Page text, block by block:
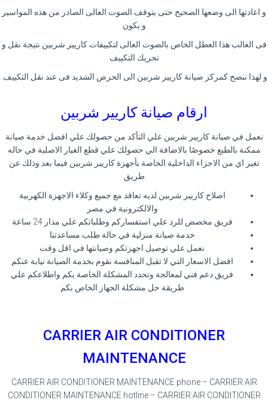
و اعادتها الى وضعها الصحيح حتى يتوقف الصوت العالى الصادر من هذه المواسير
و يكون
فى الغالب هذا العطل الخاص بالصوت العالى لتكييفات كاريير شربين نتيجة نقل و
تحريك التكييف
و لهذا ننصح كمركز صيانة كاريير شربين الى الحرص الشديد فى عند نقل التكييف.
ارقام صيانة كاريير شربين
نعمل في صيانة كاريير شربين علي التأكد من حصولك علي افضل خدمة صيانة
ممكنة بالطبع خصوصًا بالاضافة الي حصولك علي قطع الغيار الاصلية في حاله
تغير اي من الاجزاء الداخلية الخاصة بأجهزة كاريير شربين فيما بعد وذلك عن
طريق
اصلاح كاريير شربين لديه تعاقد مع جميع وكلاء الاجهزة الكهربية
والالكترونية في مصر
فريق مخصص للرد علي استفساركم وطلباتكم علي مدار 24 ساعة
خدمة صيانة منزلية في حالة طلب مساعدتنا
نعمل علي توصيل اجهزتكم وصيانتها في اقل وقت
افضل الاسعار التي لا تقبل المنافسة نقوم بخدمة الصيانة نيابة عنكم
فريق دعم فني لمعالجة وتحدد المشكلة الخاصة بكم واطلاعكم علي
طريقة حل مشكلة الجهاز الخاص بكم
CARRIER AIR CONDITIONER
MAINTENANCE
CARRIER AIR CONDITIONER MAINTENANCE phone – CARRIER AIR
CONDITIONER MAINTENANCE hotline – CARRIER AIR CONDITIONER